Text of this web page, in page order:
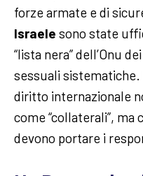
forze armate e di
Israele sono state
“lista nera” dell’Onu
sessuali
diritto internazionale
come “collaterali”, ma
devono portare i